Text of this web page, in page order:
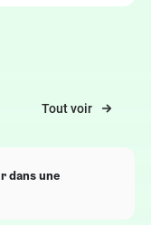
Tout voir
dans une